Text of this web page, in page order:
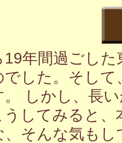
年間過ごし
した。そし
しかし、長
してみると
、そんな気も